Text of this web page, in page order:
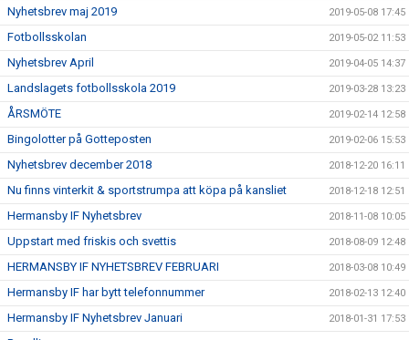
Nyhetsbrev maj 2019 2019-05-08 17:45
Fotbollsskolan 2019-05-02 11:53
Nyhetsbrev April 2019-04-05 14:37
Landslagets fotbollsskola 2019 2019-03-28 13:23
ÅRSMÖTE 2019-02-14 12:58
Bingolotter på Gotteposten 2019-02-06 15:53
Nyhetsbrev december 2018 2018-12-20 16:11
Nu finns vinterkit & sportstrumpa att köpa på kansliet 2018-12-18 12:51
Hermansby IF Nyhetsbrev 2018-11-08 10:05
Uppstart med friskis och svettis 2018-08-09 12:48
HERMANSBY IF NYHETSBREV FEBRUARI 2018-03-08 10:49
Hermansby IF har bytt telefonnummer 2018-02-13 12:40
Hermansby IF Nyhetsbrev Januari 2018-01-31 17:53